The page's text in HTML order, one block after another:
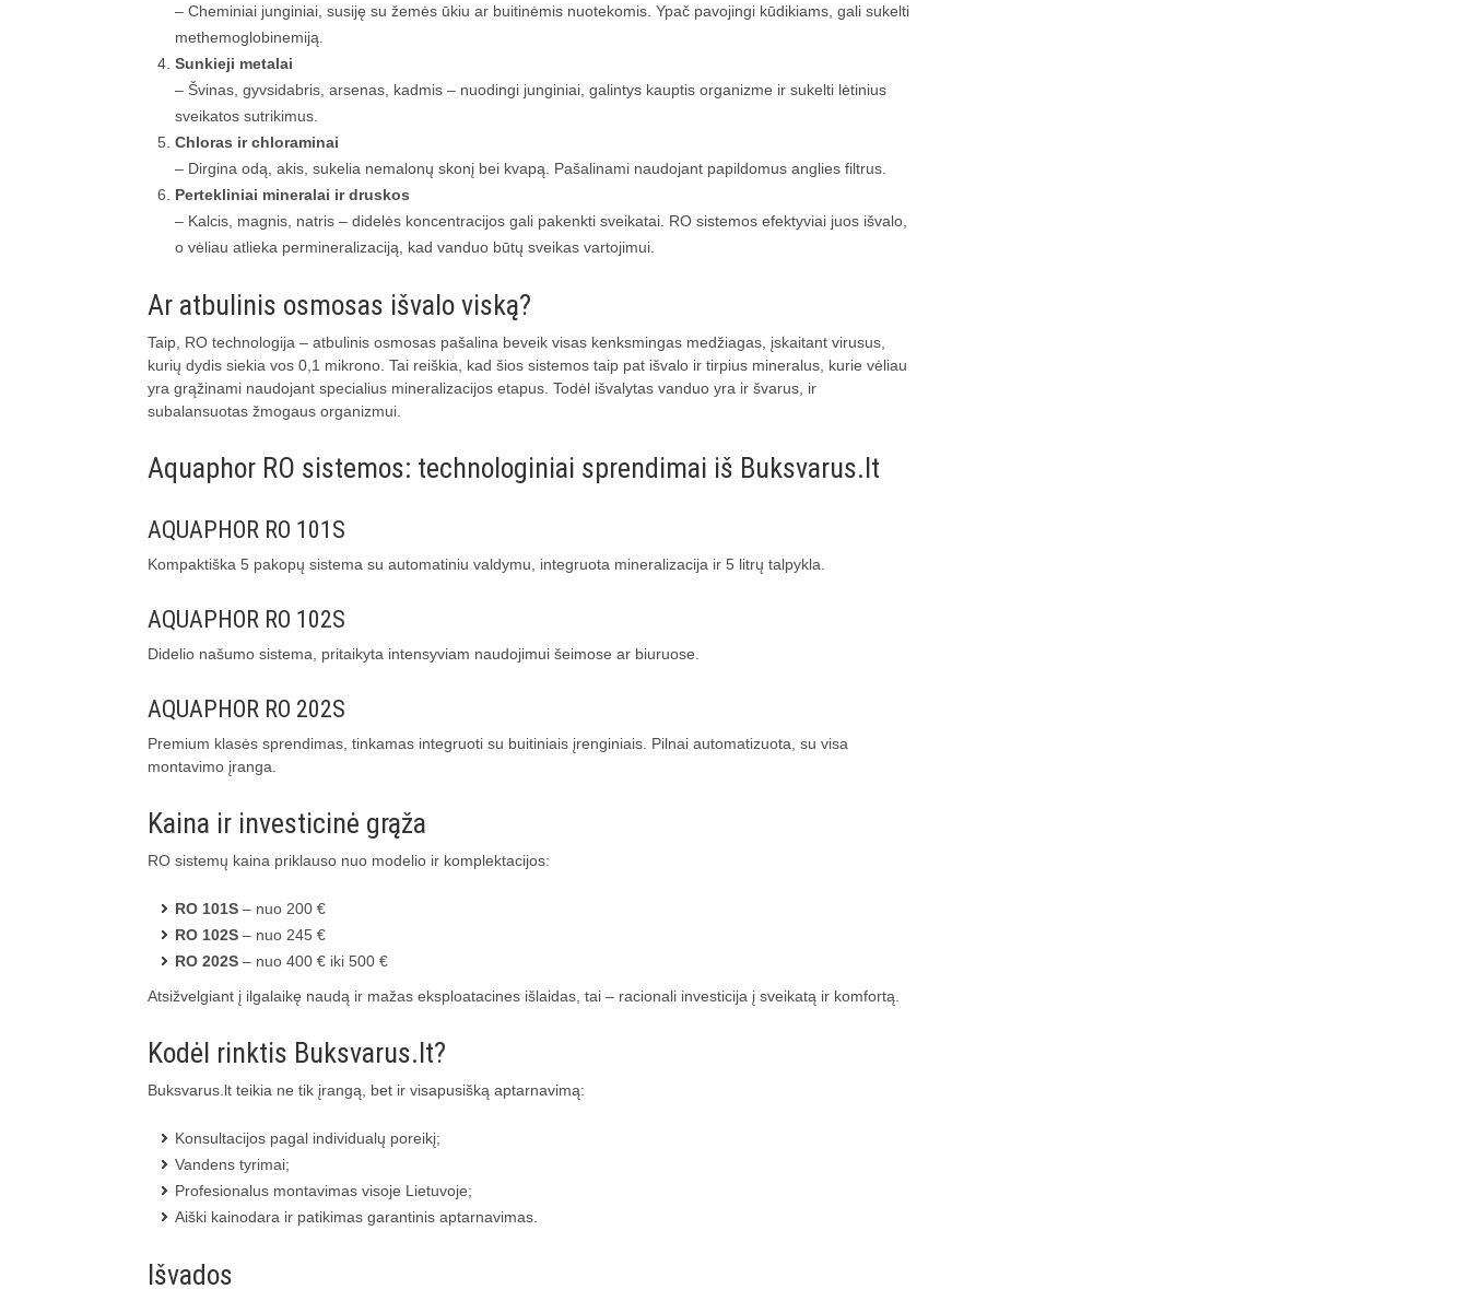
– Cheminiai junginiai, susiję su žemės ūkiu ar buitinėmis nuotekomis. Ypač pavojingi kūdikiams, gali sukelti
methemoglobinemiją.
Sunkieji metalai
– Švinas, gyvsidabris, arsenas, kadmis – nuodingi junginiai, galintys kauptis organizme ir sukelti lėtinius
sveikatos sutrikimus.
Chloras ir chloraminai
– Dirgina odą, akis, sukelia nemalonų skonį bei kvapą. Pašalinami naudojant papildomus anglies filtrus.
Pertekliniai mineralai ir druskos
– Kalcis, magnis, natris – didelės koncentracijos gali pakenkti sveikatai. RO sistemos efektyviai juos išvalo,
o vėliau atlieka permineralizaciją, kad vanduo būtų sveikas vartojimui.
Ar atbulinis osmosas išvalo viską?
Taip, RO technologija – atbulinis osmosas pašalina beveik visas kenksmingas medžiagas, įskaitant virusus,
kurių dydis siekia vos 0,1 mikrono. Tai reiškia, kad šios sistemos taip pat išvalo ir tirpius mineralus, kurie vėliau
yra grąžinami naudojant specialius mineralizacijos etapus. Todėl išvalytas vanduo yra ir švarus, ir
subalansuotas žmogaus organizmui.
Aquaphor RO sistemos: technologiniai sprendimai iš Buksvarus.lt
AQUAPHOR RO 101S
Kompaktiška 5 pakopų sistema su automatiniu valdymu, integruota mineralizacija ir 5 litrų talpykla.
AQUAPHOR RO 102S
Didelio našumo sistema, pritaikyta intensyviam naudojimui šeimose ar biuruose.
AQUAPHOR RO 202S
Premium klasės sprendimas, tinkamas integruoti su buitiniais įrenginiais. Pilnai automatizuota, su visa
montavimo įranga.
Kaina ir investicinė grąža
RO sistemų kaina priklauso nuo modelio ir komplektacijos:
RO 101S – nuo 200 €
RO 102S – nuo 245 €
RO 202S – nuo 400 € iki 500 €
Atsižvelgiant į ilgalaikę naudą ir mažas eksploatacines išlaidas, tai – racionali investicija į sveikatą ir komfortą.
Kodėl rinktis Buksvarus.lt?
Buksvarus.lt teikia ne tik įrangą, bet ir visapusišką aptarnavimą:
Konsultacijos pagal individualų poreikį;
Vandens tyrimai;
Profesionalus montavimas visoje Lietuvoje;
Aiški kainodara ir patikimas garantinis aptarnavimas.
Išvados